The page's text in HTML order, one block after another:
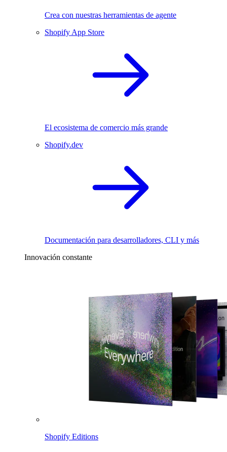
Crea con nuestras herramientas de agente
Shopify App Store
El ecosistema de comercio más grande
Shopify.dev
Documentación para desarrolladores, CLI y más
Innovación constante
Shopify Editions